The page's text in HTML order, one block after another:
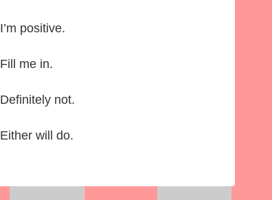
I’m positive.
Fill me in.
Definitely not.
Either will do.